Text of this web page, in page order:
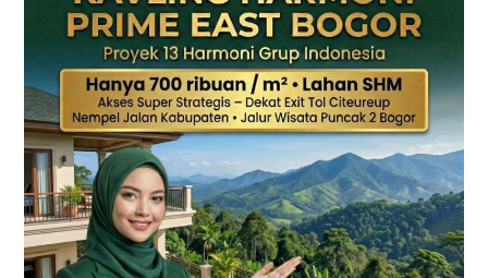
BOGOR
|
SHM
Pecah
Sertifikat
|
Dekat
Tol